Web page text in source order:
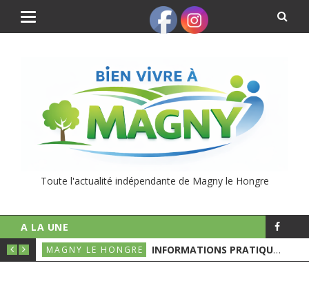
Toute l'actualité indépendante de Magny le Hongre
A LA UNE
MAGNY LE HONGRE INFORMATIONS PRATIQUES POUR LE 1ER TOURS DES ÉLECTIONS MUNICIPALES